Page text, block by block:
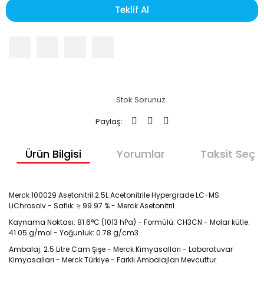
Teklif Al
Stok Sorunuz
Paylaş:
Ürün Bilgisi Yorumlar Taksit
Merck 100029 Asetonitril 2.5L Acetonitrile Hypergrade LC-MS
LiChrosolv - Saflık: ≥ 99.97 % - Merck Asetonitril
Kaynama Noktası: 81.6°C (1013 hPa) - Formülü: CH3CN - Molar kütle:
41.05 g/mol - Yoğunluk: 0.78 g/cm3
Ambalaj: 2.5 Litre Cam Şişe - Merck Kimyasalları - Laboratuvar
Kimyasalları - Merck Türkiye - Farklı Ambalajları Mevcuttur